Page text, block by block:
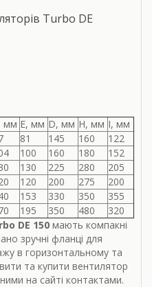
Turbo DE
мм Е, мм D, мм Н, мм І, мм
81 145 160
122
100 160 180
152
130 225 280
205
120 200 275
200
153 330 350
355
195 350 480
320
DE 150 мають компакні
зручні фланці для
в горизонтальному та
та купити вентилятор
на сайті контактами.